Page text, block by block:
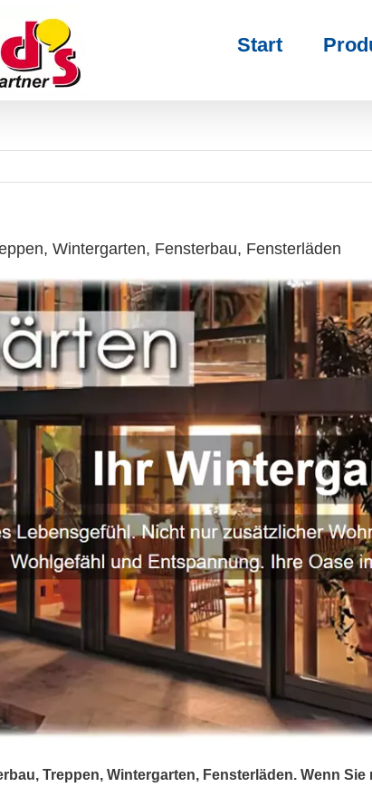
Start
Wintergarten, Fensterbau, Fensterläden
Treppen, Wintergarten, Fensterläden. Wenn